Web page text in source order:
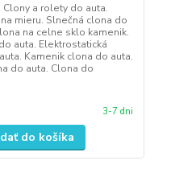
a rolety do auta.
mieru. Slnečná clona do
na celne sklo kamenik.
auta. Elektrostatická
Kamenik clona do auta.
do auta. Clona do
3-7 dni
do košíka